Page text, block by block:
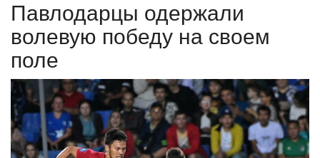
ПАВЛОДАРСКАЯ ОБЛАСТЬ
КАЗАХСТАН
МИР
СПЕЦПРОЕКТЫ
Павлодарцы одержали
волевую победу на своем
поле